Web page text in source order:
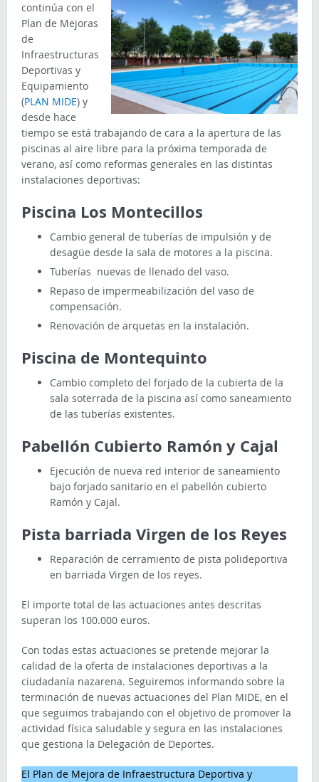
continúa con el
Plan de Mejoras
de
Infraestructuras
Deportivas y
Equipamiento
(PLAN MIDE) y
desde hace
tiempo se está trabajando de cara a la apertura de las
piscinas al aire libre para la próxima temporada de
verano, así como reformas generales en las distintas
instalaciones deportivas:
Piscina Los Montecillos
Cambio general de tuberías de impulsión y de
desagüe desde la sala de motores a la piscina.
Tuberías nuevas de llenado del vaso.
Repaso de impermeabilización del vaso de
compensación.
Renovación de arquetas en la instalación.
Piscina de Montequinto
Cambio completo del forjado de la cubierta de la
sala soterrada de la piscina así como saneamiento
de las tuberías existentes.
Pabellón Cubierto Ramón y Cajal
Ejecución de nueva red interior de saneamiento
bajo forjado sanitario en el pabellón cubierto
Ramón y Cajal.
Pista barriada Virgen de los Reyes
Reparación de cerramiento de pista polideportiva
en barriada Virgen de los reyes.
El importe total de las actuaciones antes descritas
superan los 100.000 euros.
Con todas estas actuaciones se pretende mejorar la
calidad de la oferta de instalaciones deportivas a la
ciudadanía nazarena. Seguiremos informando sobre la
terminación de nuevas actuaciones del Plan MIDE, en el
que seguimos trabajando con el objetivo de promover la
actividad física saludable y segura en las instalaciones
que gestiona la Delegación de Deportes.
El Plan de Mejora de Infraestructura Deportiva y